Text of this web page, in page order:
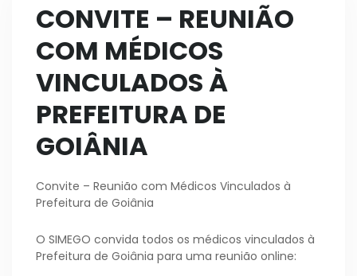
CONVITE – REUNIÃO
COM MÉDICOS
VINCULADOS À
PREFEITURA DE
GOIÂNIA
Convite – Reunião com Médicos Vinculados à
Prefeitura de Goiânia
O SIMEGO convida todos os médicos vinculados à
Prefeitura de Goiânia para uma reunião online: